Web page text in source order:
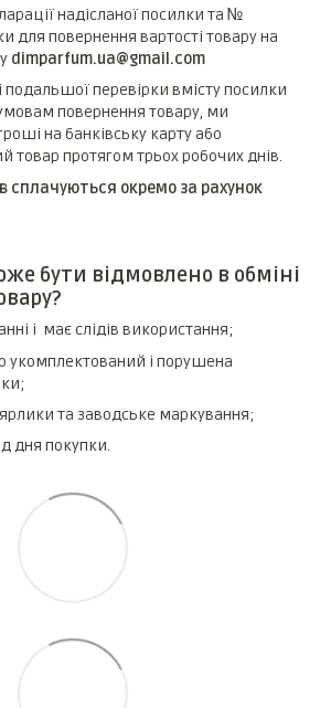
надісланої посилки та №
для повернення вартості товару на
dimparfum.ua@gmail.com
подальшої перевірки вмісту посилки
повернення товару, ми
на банківську карту або
товар протягом трьох робочих днів.
сплачуються окремо за рахунок
бути відмовлено в обміні
і має слідів використання;
укомплектований і порушена
та заводське маркування;
дня покупки.